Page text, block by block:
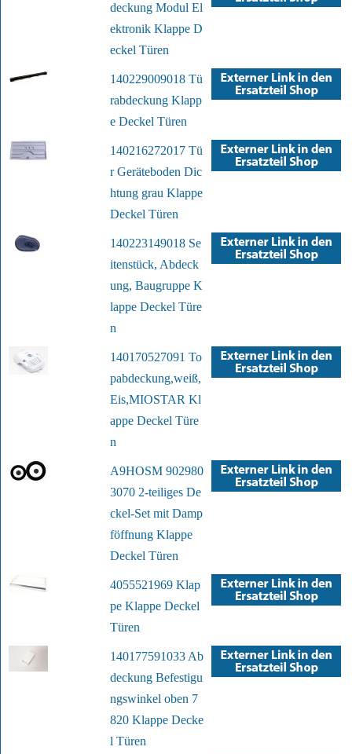
deckung Modul El
ektronik Klappe D
eckel Türen
140229009018 Tü
rabdeckung Klapp
e Deckel Türen
140216272017 Tü
r Geräteboden Dic
htung grau Klappe
Deckel Türen
140223149018 Se
itenstück, Abdeck
ung, Baugruppe K
lappe Deckel Türe
n
140170527091 To
pabdeckung,weiß,
Eis,MIOSTAR Kl
appe Deckel Türe
n
A9HOSM 902980
3070 2-teiliges De
ckel-Set mit Damp
föffnung Klappe
Deckel Türen
4055521969 Klap
pe Klappe Deckel
Türen
140177591033 Ab
deckung Befestigu
ngswinkel oben 7
820 Klappe Decke
l Türen